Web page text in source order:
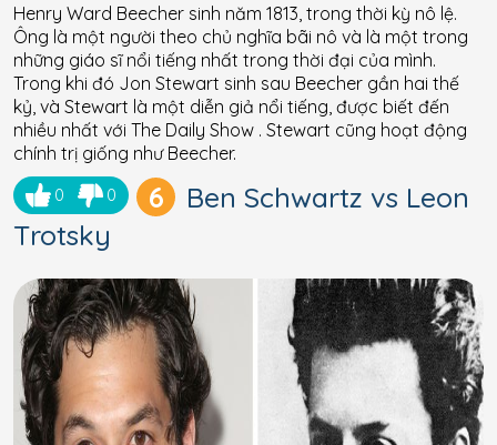
Henry Ward Beecher sinh năm 1813, trong thời kỳ nô lệ.
Ông là một người theo chủ nghĩa bãi nô và là một trong
những giáo sĩ nổi tiếng nhất trong thời đại của mình.
Trong khi đó Jon Stewart sinh sau Beecher gần hai thế
kỷ, và Stewart là một diễn giả nổi tiếng, được biết đến
nhiều nhất với The Daily Show . Stewart cũng hoạt động
chính trị giống như Beecher.
0 0 6
Ben Schwartz vs Leon
Trotsky